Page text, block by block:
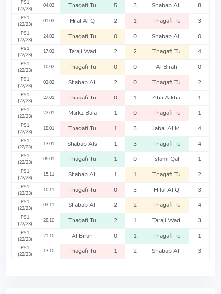
PS1
(22/23)
04.03 Thagafi Tu 5 3 Shabab Al 8
PS1
(22/23)
01.03 Hilal Al Q 2 1 Thagafi Tu 3
PS1
(22/23)
24.02 Thagafi Tu 0 0 Shabab Al 0
PS1
(22/23)
17.02 Taraji Wad 2 2 Thagafi Tu 4
PS1
(22/23)
10.02 Thagafi Tu 0 0 Al Birah 0
PS1
(22/23)
02.02 Shabab Al 2 0 Thagafi Tu 2
PS1
(22/23)
27.01 Thagafi Tu 0 1 Ahli Alkha 1
PS1
(22/23)
22.01 Markz Bala 1 0 Thagafi Tu 1
PS1
(22/23)
18.01 Thagafi Tu 1 3 Jabal Al M 4
PS1
(22/23)
13.01 Shabab Als 1 3 Thagafi Tu 4
PS1
(22/23)
05.01 Thagafi Tu 1 0 Islami Qal 1
PS1
(22/23)
15.11 Shabab Al 1 1 Thagafi Tu 2
PS1
(22/23)
10.11 Thagafi Tu 0 3 Hilal Al Q 3
PS1
(22/23)
03.11 Shabab Al 2 2 Thagafi Tu 4
PS1
(22/23)
28.10 Thagafi Tu 2 1 Taraji Wad 3
PS1
(22/23)
21.10 Al Birah 0 1 Thagafi Tu 1
PS1
(22/23)
13.10 Thagafi Tu 1 2 Shabab Al 3